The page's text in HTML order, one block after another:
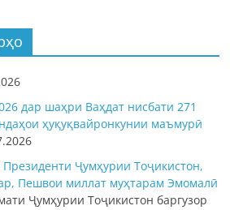
дар шаҳри Ваҳдат нисбати 271
ҳуқуқвайронкунии маъмурӣ
Ҷумҳурии Тоҷикистон,
Пешвои миллат муҳтарам Эмомалӣ
Ҷумҳурии Тоҷикистон баргузор